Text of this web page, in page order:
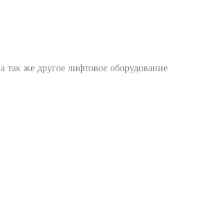
так же другое лифтовое оборудование